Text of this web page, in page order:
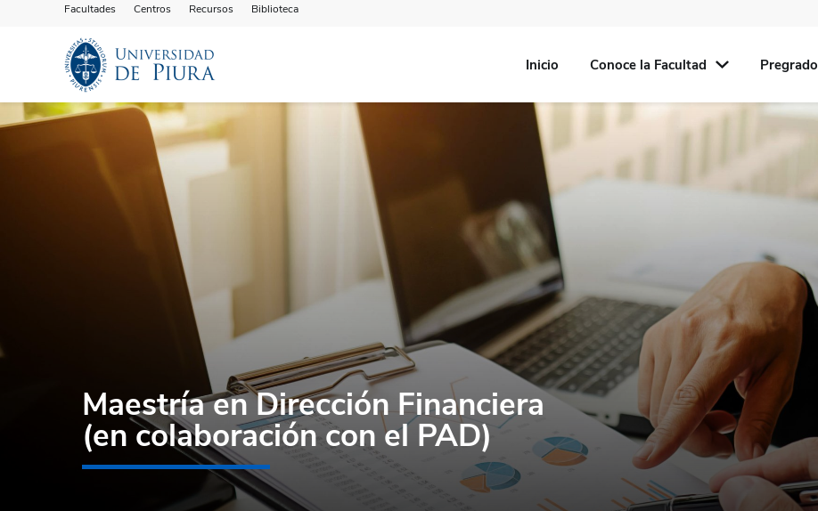
Facultades Centros Recursos Biblioteca
Inicio Conoce la Facultad Pregrado
Maestría en Dirección Financiera
(en colaboración con el PAD)